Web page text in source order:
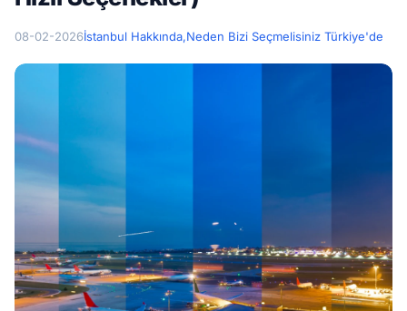
08-02-2026İstanbul Hakkında,Neden Bizi Seçmelisiniz Türkiye'de